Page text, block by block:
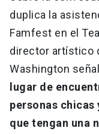
duplica la
Famfest en el
director artístico
Washington
lugar de
personas chicas
que tengan una